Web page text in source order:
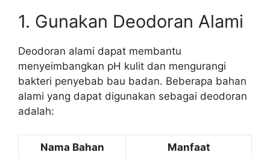
1. Gunakan Deodoran Alami
Deodoran alami dapat membantu
menyeimbangkan pH kulit dan mengurangi
bakteri penyebab bau badan. Beberapa bahan
alami yang dapat digunakan sebagai deodoran
adalah:
Nama Bahan Manfaat